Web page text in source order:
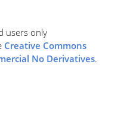
users only
Creative Commons
No Derivatives.